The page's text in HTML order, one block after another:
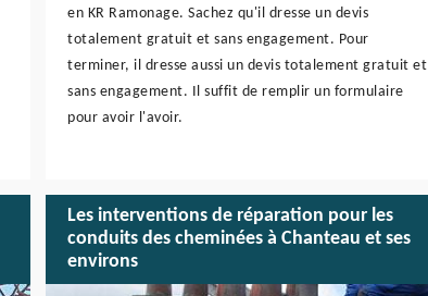
en KR Ramonage. Sachez qu'il dresse un devis
totalement gratuit et sans engagement. Pour
terminer, il dresse aussi un devis totalement gratuit et
sans engagement. Il suffit de remplir un formulaire
pour avoir l'avoir.
Les interventions de réparation pour les
conduits des cheminées à Chanteau et ses
environs